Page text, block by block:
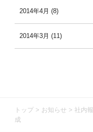
2014年4月 (8)
2014年3月 (11)
トップ > お知らせ > 社内報
成